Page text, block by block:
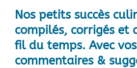
Nos petits succès
compilés, corrigés et
fil du temps. Avec vos
commentaires &